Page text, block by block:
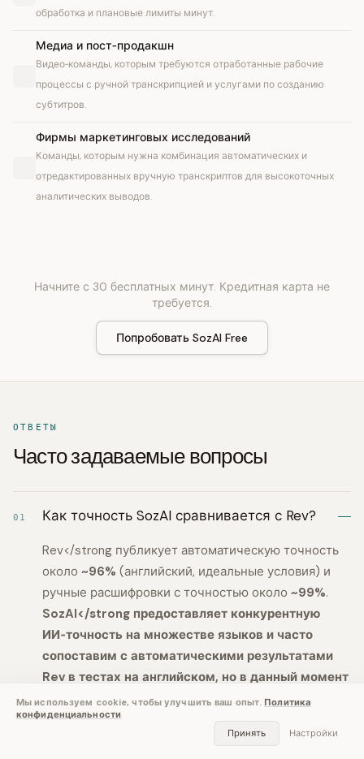
обработка и плановые лимиты минут.
Медиа и пост‑продакшн
Видео‑команды, которым требуются отработанные рабочие
процессы с ручной транскрипцией и услугами по созданию
субтитров.
Фирмы маркетинговых исследований
Команды, которым нужна комбинация автоматических и
отредактированных вручную транскриптов для высокоточных
аналитических выводов.
Начните с 30 бесплатных минут. Кредитная карта не
требуется.
Попробовать SozAI Free
ОТВЕТЫ
Часто задаваемые вопросы
01 Как точность SozAI сравнивается с Rev?
Rev</strong публикует автоматическую точность
около ~96% (английский, идеальные условия) и
ручные расшифровки с точностью около ~99%.
SozAI</strong предоставляет конкурентную
ИИ‑точность на множестве языков и часто
сопоставим с автоматическими результатами
Rev в тестах на английском, но в данный момент
не предлагает встроенной опции ручной
транскрипции. Выбирайте Rev для
гарантированных расшифровок с проверкой
Мы используем cookie, чтобы улучшить ваш опыт. Политика
конфиденциальности
Принять
Настройки